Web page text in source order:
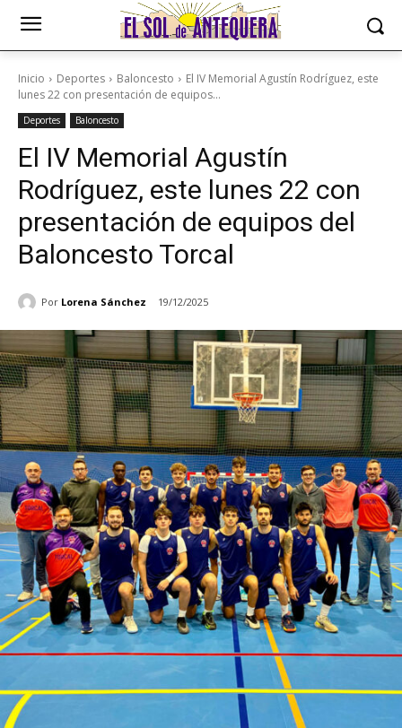
Inicio Deportes Baloncesto
El IV Memorial Agustín Rodríguez, este
lunes 22 con presentación de equipos...
Deportes Baloncesto
El IV Memorial Agustín
Rodríguez, este lunes 22 con
presentación de equipos del
Baloncesto Torcal
Por Lorena Sánchez 19/12/2025